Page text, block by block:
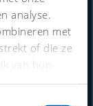
analyse.
met
of die ze
van hun